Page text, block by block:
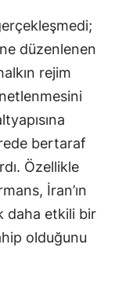
düzenlenen
rejim
bertaraf
Özellikle
İran’ın
daha etkili bir
olduğunu